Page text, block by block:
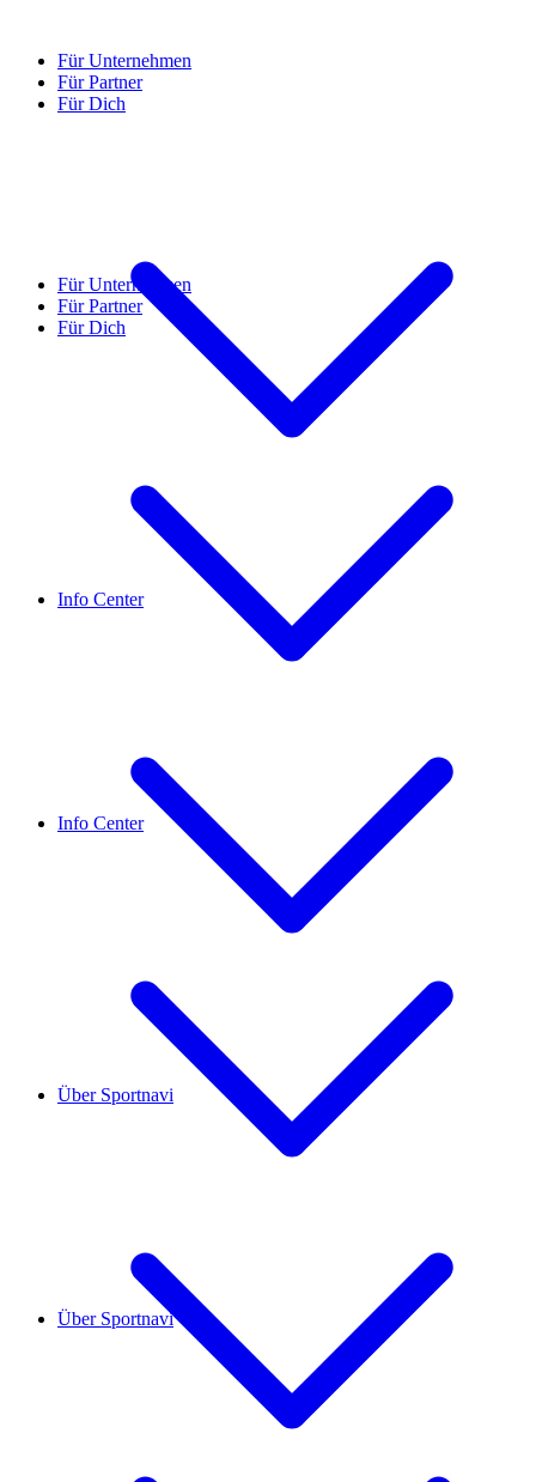
Für Unternehmen
Für Partner
Für Dich
Info Center
Über Sportnavi
Für Unternehmen
Für Partner
Für Dich
Info Center
Über Sportnavi